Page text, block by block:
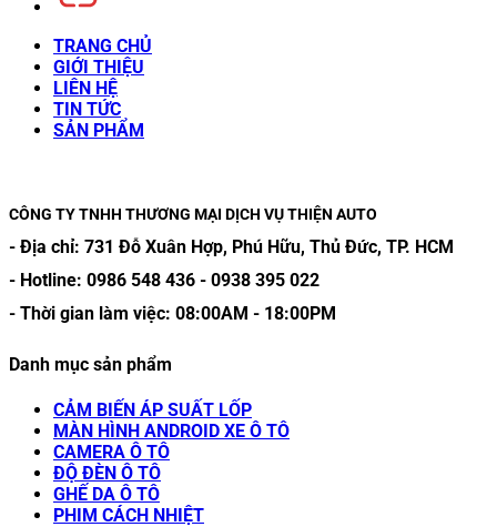
TRANG CHỦ
GIỚI THIỆU
LIÊN HỆ
TIN TỨC
SẢN PHẨM
CÔNG TY TNHH THƯƠNG MẠI DỊCH VỤ THIỆN AUTO
- Địa chỉ: 731 Đỗ Xuân Hợp, Phú Hữu, Thủ Đức, TP. HCM
- Hotline: 0986 548 436 - 0938 395 022
- Thời gian làm việc: 08:00AM - 18:00PM
Danh mục sản phẩm
CẢM BIẾN ÁP SUẤT LỐP
MÀN HÌNH ANDROID XE Ô TÔ
CAMERA Ô TÔ
ĐỘ ĐÈN Ô TÔ
GHẾ DA Ô TÔ
PHIM CÁCH NHIỆT